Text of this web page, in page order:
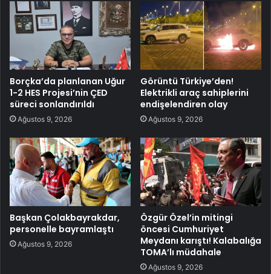
Borçka’da planlanan Uğur
1-2 HES Projesi’nin ÇED
süreci sonlandırıldı
Ağustos 9, 2026
Görüntü Türkiye’den!
Elektrikli araç sahiplerini
endişelendiren olay
Ağustos 9, 2026
Başkan Çolakbayrakdar,
personelle bayramlaştı
Ağustos 9, 2026
Özgür Özel’in mitingi
öncesi Cumhuriyet
Meydanı karıştı! Kalabalığa
TOMA’lı müdahale
Ağustos 9, 2026